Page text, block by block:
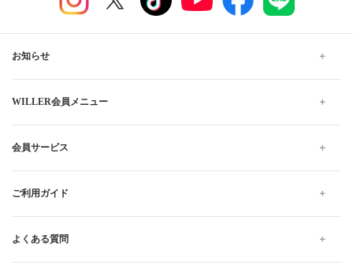
お知らせ
WILLER会員メニュー
会員サービス
ご利用ガイド
よくある質問